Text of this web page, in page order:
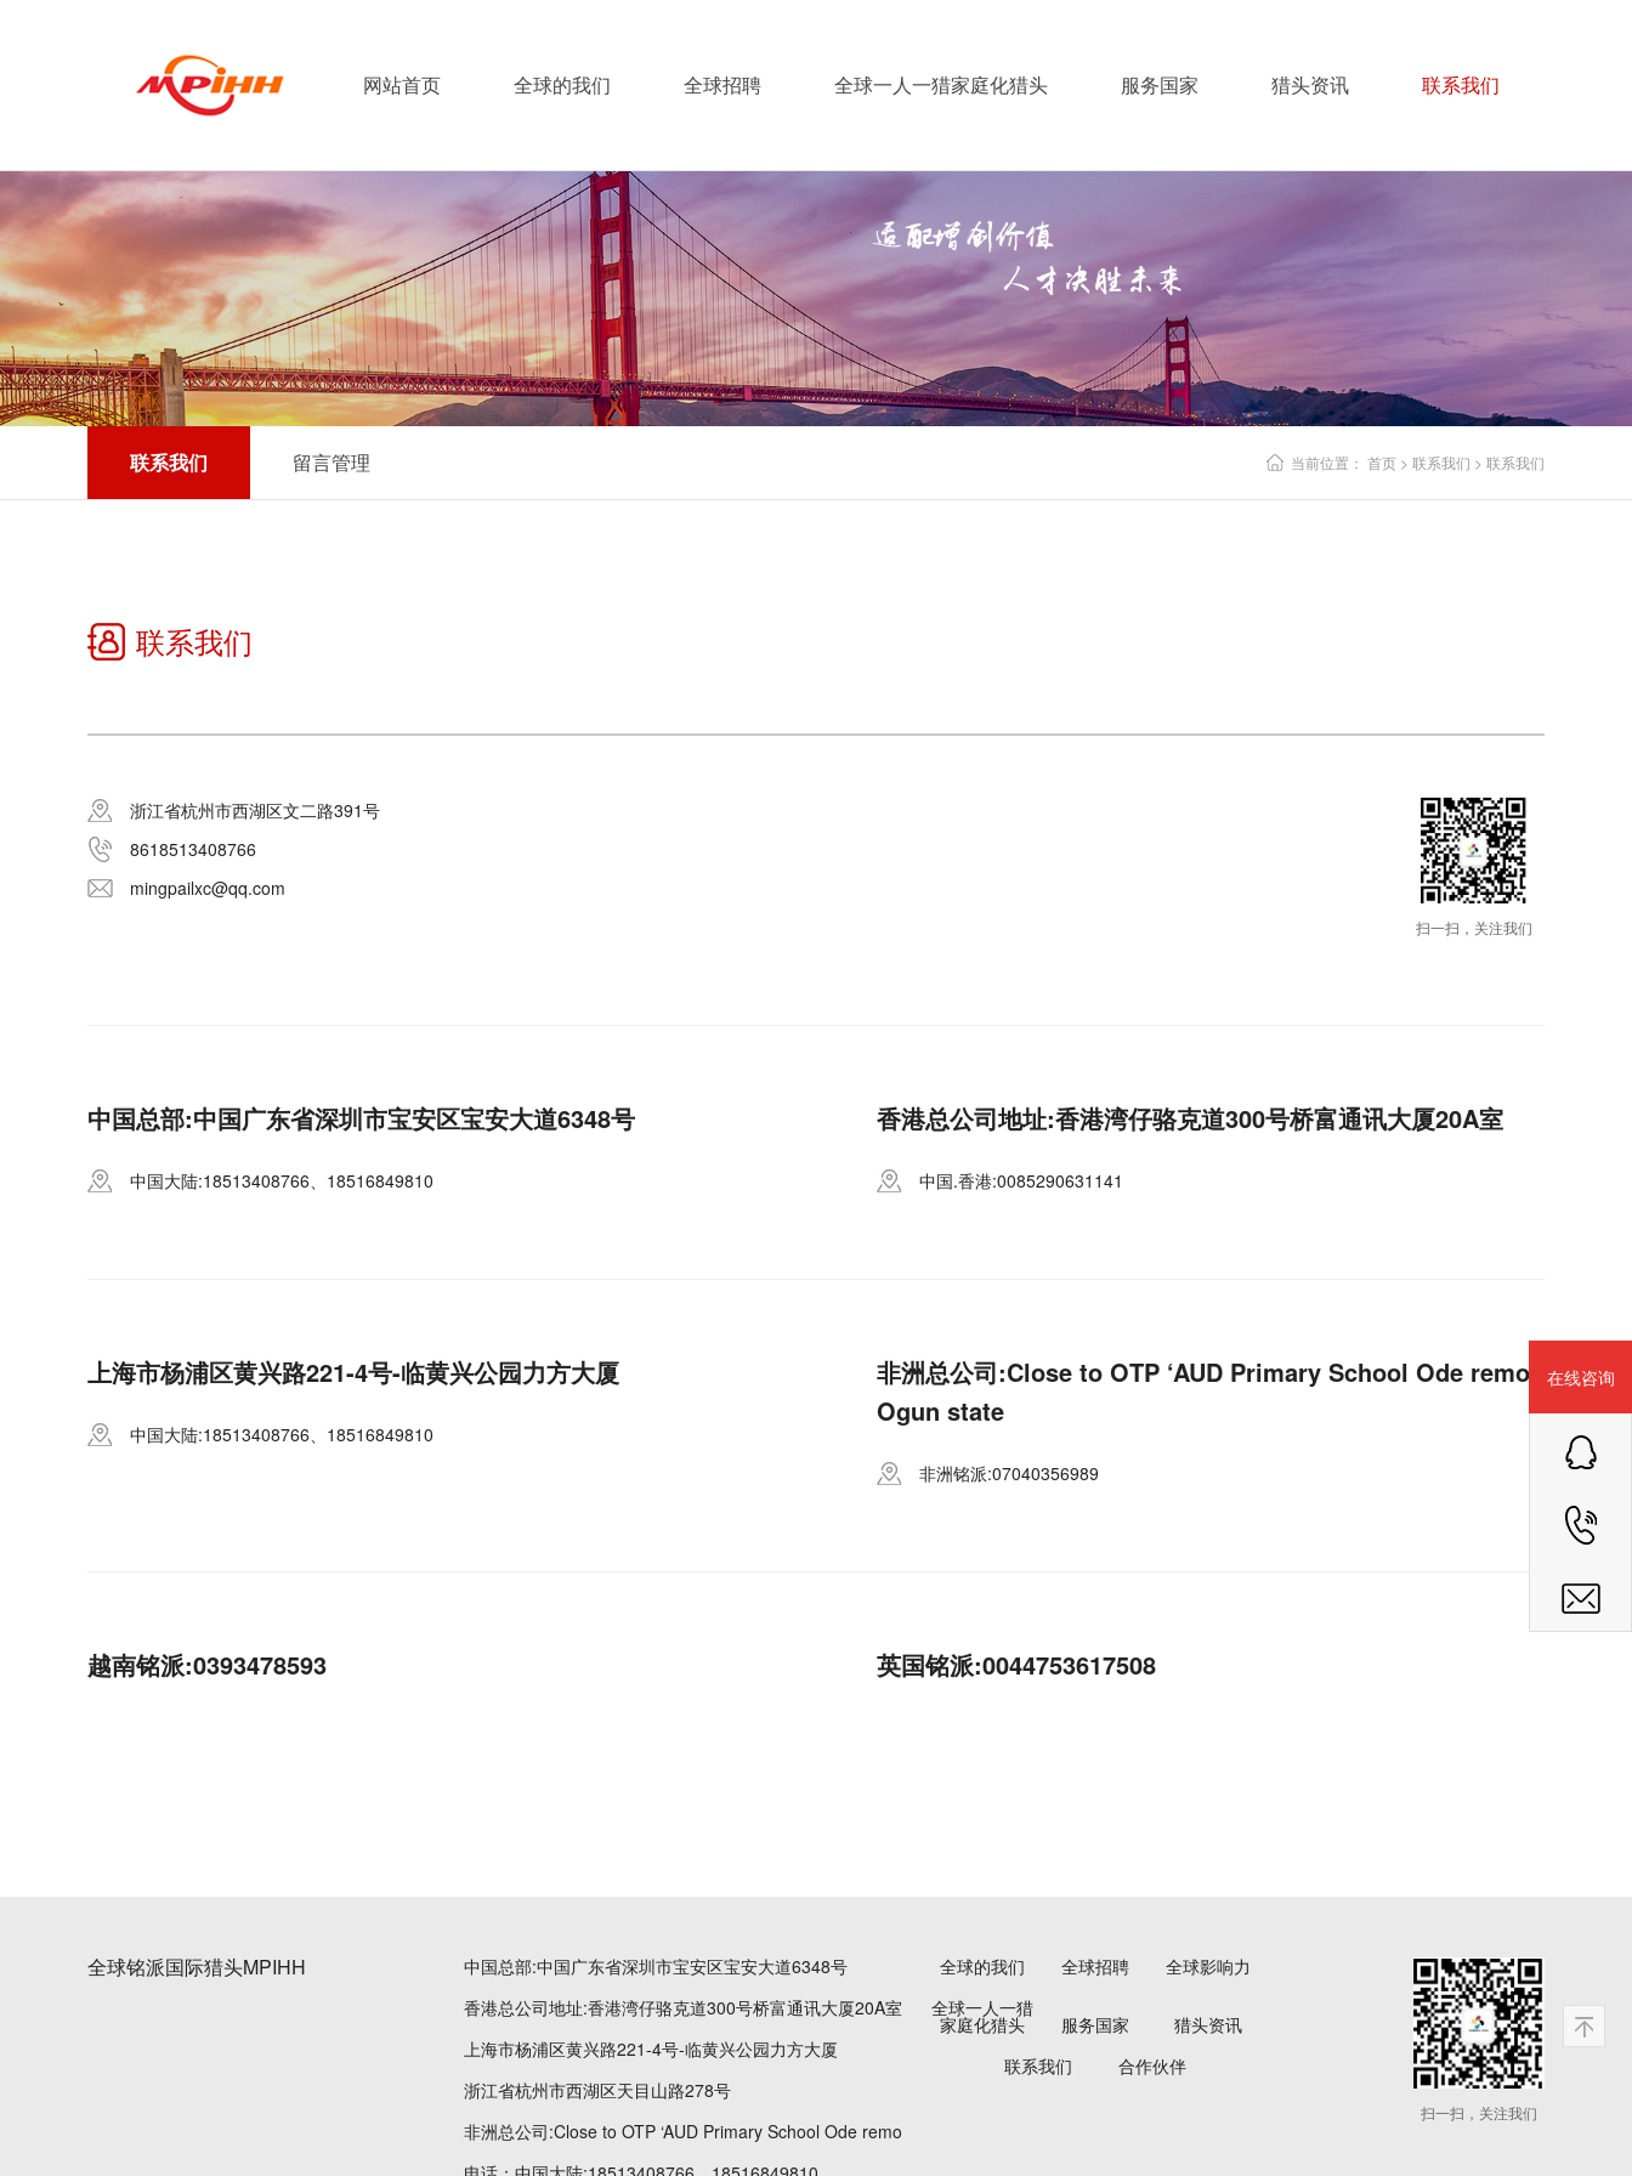
网站首页 全球的我们 全球招聘 全球一人一猎家庭化猎头 服务国家 猎头资讯 联系我们
在线咨询
联系我们 留言管理 当前位置： 首页 > 联系我们 > 联系我们
联系我们
浙江省杭州市西湖区文二路391号
8618513408766
mingpailxc@qq.com
扫一扫，关注我们
中国总部:中国广东省深圳市宝安区宝安大道6348号
中国大陆:18513408766、18516849810
香港总公司地址:香港湾仔骆克道300号桥富通讯大厦20A室
中国.香港:0085290631141
上海市杨浦区黄兴路221-4号-临黄兴公园力方大厦
中国大陆:18513408766、18516849810
非洲总公司:Close to OTP ‘AUD Primary School Ode remo
Ogun state
非洲铭派:07040356989
越南铭派:0393478593 英国铭派:0044753617508
全球铭派国际猎头MPIHH
中国总部:中国广东省深圳市宝安区宝安大道6348号
香港总公司地址:香港湾仔骆克道300号桥富通讯大厦20A室
上海市杨浦区黄兴路221-4号-临黄兴公园力方大厦
浙江省杭州市西湖区天目山路278号
非洲总公司:Close to OTP ‘AUD Primary School Ode remo
全球的我们 全球招聘
全球影响力
全球一人一猎
家庭化猎头 服务国家
猎头资讯
联系我们
合作伙伴
扫一扫，关注我们